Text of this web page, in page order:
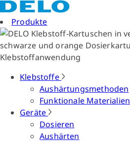
Produkte
Klebstoffe
Aushärtungsmethoden
Funktionale Materialien
Geräte
Dosieren
Aushärten